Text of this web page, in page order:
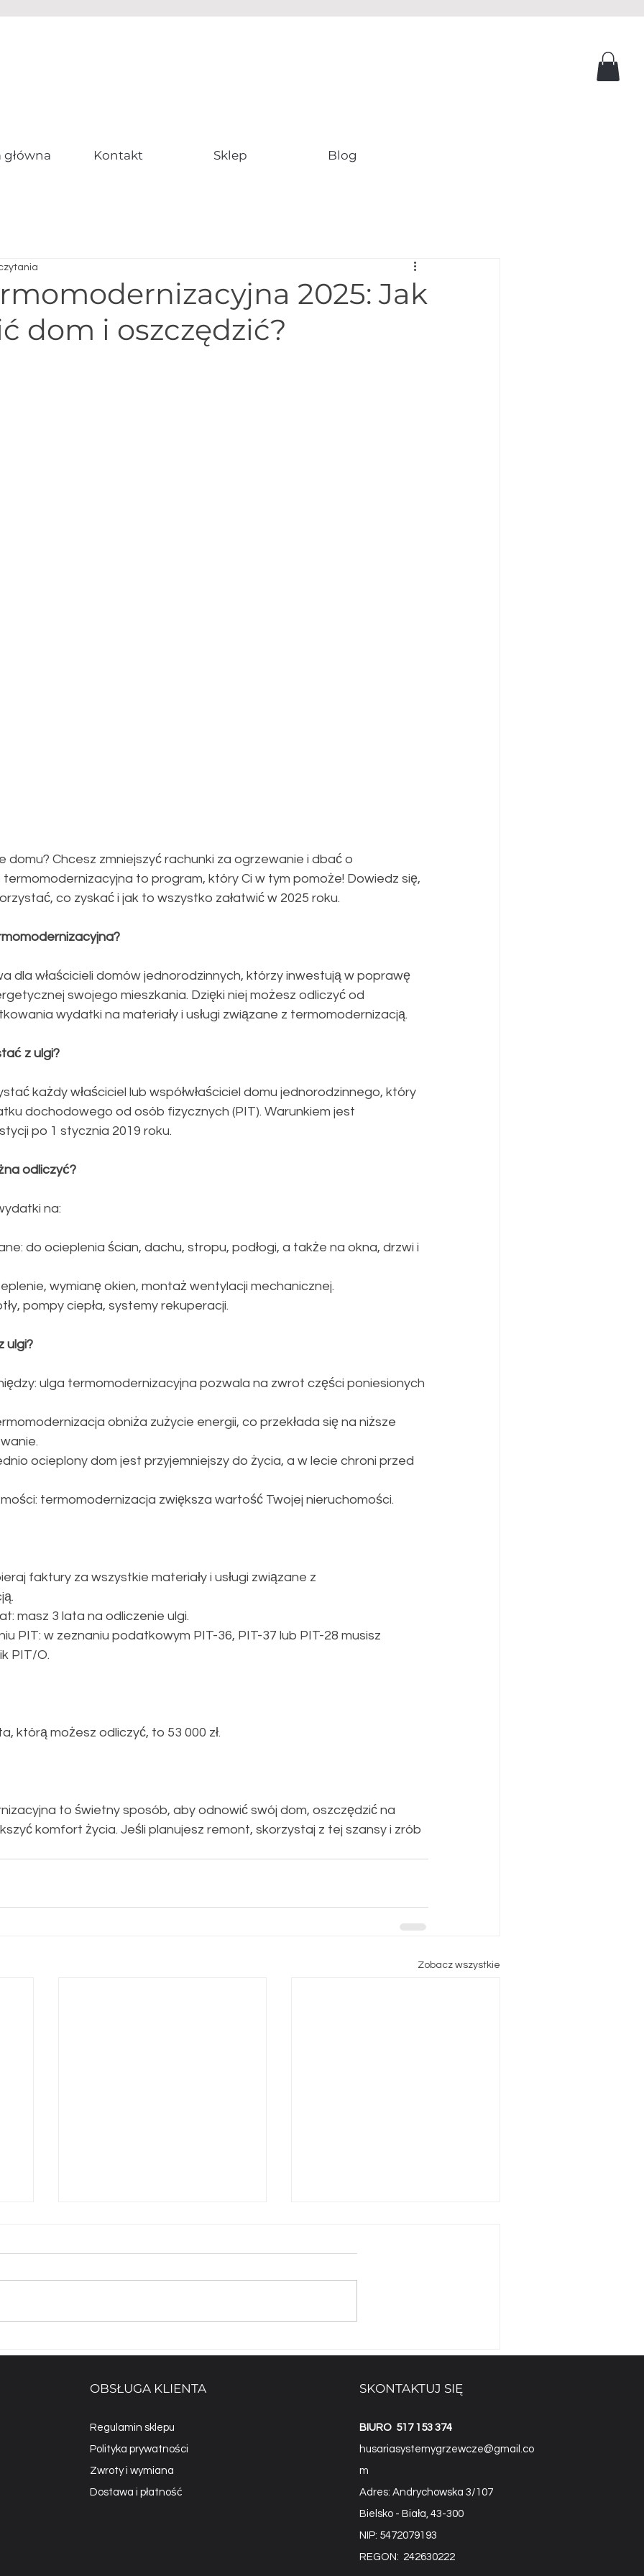
główna Kontakt Sklep Blog
2025: Jak
dom i oszczędzić?
domu? Chcesz zmniejszyć rachunki za ogrzewanie i dbać o
to program, który Ci w tym pomoże! Dowiedz się,
co zyskać i jak to wszystko załatwić w 2025 roku.
dla właścicieli domów jednorodzinnych, którzy inwestują w poprawę
swojego mieszkania. Dzięki niej możesz odliczyć od
wydatki na materiały i usługi związane z termomodernizacją.
z ulgi?
każdy właściciel lub współwłaściciel domu jednorodzinnego, który
dochodowego od osób fizycznych (PIT). Warunkiem jest
po 1 stycznia 2019 roku.
odliczyć?
na:
do ocieplenia ścian, dachu, stropu, podłogi, a także na okna, drzwi i
wymianę okien, montaż wentylacji mechanicznej.
pompy ciepła, systemy rekuperacji.
ulgi?
ulga termomodernizacyjna pozwala na zwrot części poniesionych
obniża zużycie energii, co przekłada się na niższe
ocieplony dom jest przyjemniejszy do życia, a w lecie chroni przed
termomodernizacja zwiększa wartość Twojej nieruchomości.
faktury za wszystkie materiały i usługi związane z
masz 3 lata na odliczenie ulgi.
PIT: w zeznaniu podatkowym PIT-36, PIT-37 lub PIT-28 musisz
PIT/O.
którą możesz odliczyć, to 53 000 zł.
to świetny sposób, aby odnowić swój dom, oszczędzić na
komfort życia. Jeśli planujesz remont, skorzystaj z tej szansy i zrób
Zobacz wszystkie
kominka? Wymiennik
montażu poziomego i pod
klimatyzacją: Czy to się
OBSŁUGA KLIENTA
Regulamin sklepu
Polityka prywatności
Zwroty i wymiana
Dostawa i płatność
SKONTAKTUJ SIĘ
BIURO 517 153 374
husariasystemygrzewcze@gmail.co
m
Adres: Andrychowska 3/107
Bielsko - Biała, 43-300
NIP: 5472079193
REGON: 242630222